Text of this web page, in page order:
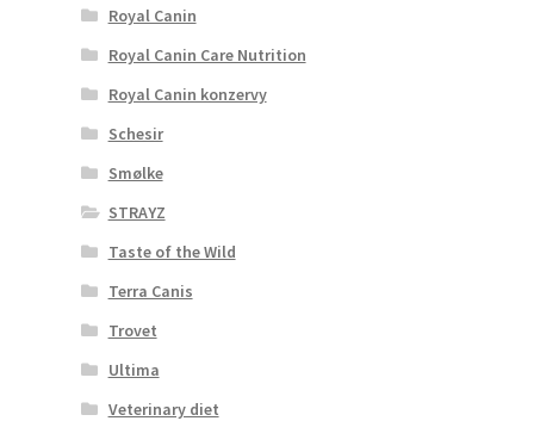
Royal Canin
Royal Canin Care Nutrition
Royal Canin konzervy
Schesir
Smølke
STRAYZ
Taste of the Wild
Terra Canis
Trovet
Ultima
Veterinary diet